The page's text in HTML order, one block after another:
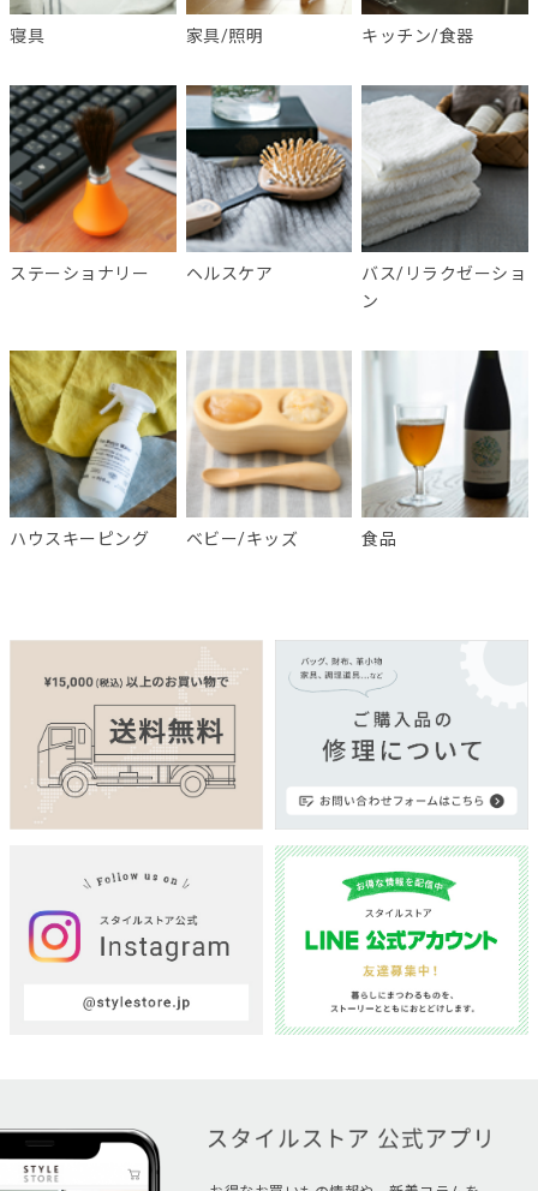
寝具 家具/照明 キッチン/食器
ステーショナリー ヘルスケア
バス/リラクゼーショ
ン
ハウスキーピング ベビー/キッズ 食品